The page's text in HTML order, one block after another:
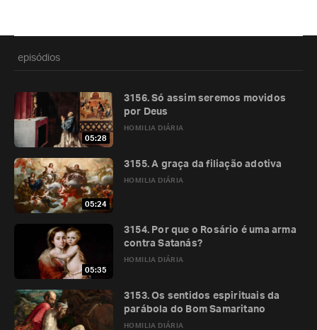
episódios
05:28
HOMILIA DIÁRIA
3156. Só assim seremos movidos
por Deus
05:24
HOMILIA DIÁRIA
3155. A graça da filiação adotiva
05:35
HOMILIA DIÁRIA
3154. Por que o Rosário é uma arma
contra Satanás?
HOMILIA DIÁRIA
3153. Os sentidos espirituais da
parábola do Bom Samaritano